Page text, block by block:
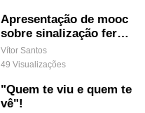
Apresentação de mooc
sobre sinalização ferro
viária nacional
Vítor Santos
49 Visualizações
"Quem te viu e quem te
vê"!